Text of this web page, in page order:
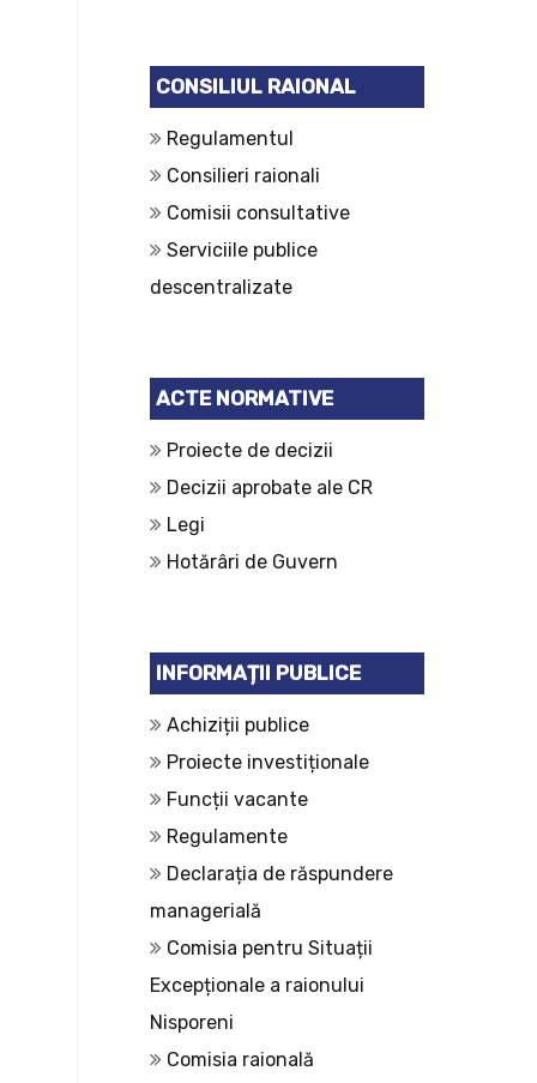
CONSILIUL RAIONAL
Regulamentul
Consilieri raionali
Comisii consultative
Serviciile publice
descentralizate
ACTE NORMATIVE
Proiecte de decizii
Decizii aprobate ale CR
Legi
Hotărâri de Guvern
INFORMAȚII PUBLICE
Achiziții publice
Proiecte investiționale
Funcții vacante
Regulamente
Declarația de răspundere
managerială
Comisia pentru Situații
Excepționale a raionului
Nisporeni
Comisia raională